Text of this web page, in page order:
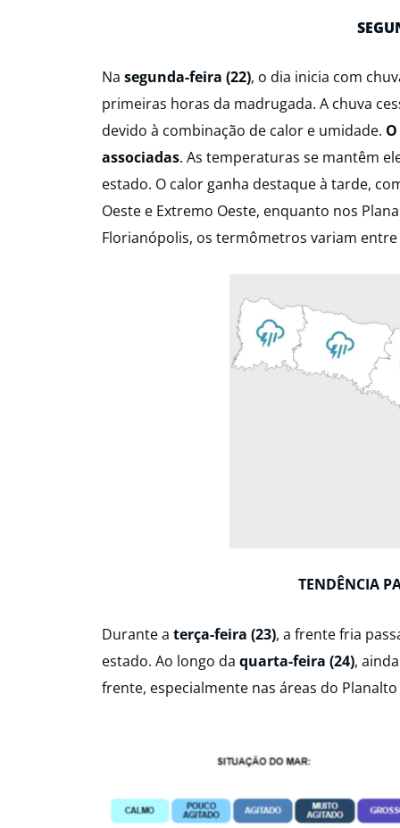
Na segunda-feira (22), o dia inicia com
primeiras horas da madrugada. A chuva
devido à combinação de calor e umidade.
associadas. As temperaturas se mantêm
estado. O calor ganha destaque à tarde,
Oeste e Extremo Oeste, enquanto nos
Florianópolis, os termômetros variam entre
TENDÊNCIA
Durantea terça-feira (23), a frente fria
estado. Ao longo da quarta-feira (24),
frente, especialmente nas áreas do